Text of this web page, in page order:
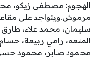
الهجوم: مصطفى زيكو،
مرموش.ويتواجد على
سليمان، محمد علاء،
المنعم، رامي ربيعة،
محمود صابر، محمود حسن